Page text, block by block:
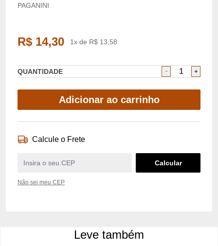
PAGANINI
R$ 14,30 1x de R$ 13,58
QUANTIDADE
Adicionar ao carrinho
Calcule o Frete
Não sei meu CEP
Leve também